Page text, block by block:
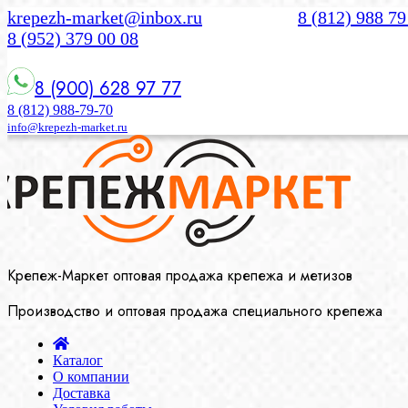
krepezh-market@inbox.ru
8 (812) 988
8 (952) 379 00 08
8 (900) 628 97 77
8 (812) 988-79-70
info@krepezh-market.ru
Крепеж-Маркет оптовая продажа крепежа и метизов
Производство и оптовая продажа специального крепежа
Каталог
О компании
Доставка